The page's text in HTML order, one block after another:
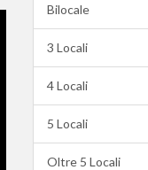
Bilocale
3 Locali
4 Locali
5 Locali
Oltre 5 Locali